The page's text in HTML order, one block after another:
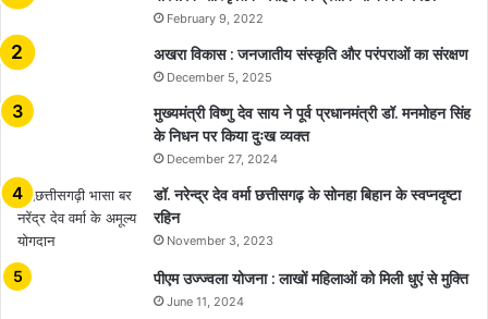
February 9, 2022
अखरा विकास : जनजातीय संस्कृति और परंपराओं का संरक्षण
December 5, 2025
मुख्यमंत्री विष्णु देव साय ने पूर्व प्रधानमंत्री डॉ. मनमोहन सिंह
के निधन पर किया दुःख व्यक्त
December 27, 2024
डॉ. नरेन्द्र देव वर्मा छत्तीसगढ़ के सोनहा बिहान के स्वप्नदृष्टा
रहिन
November 3, 2023
पीएम उज्ज्वला योजना : लाखों महिलाओं को मिली धुएं से मुक्ति
June 11, 2024